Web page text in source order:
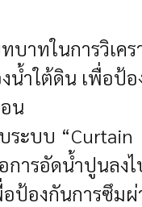
าทในการวิเคร
น้ำใต้ดิน เพื่อป้อ
น
ระบบ “Curtain
การอัดน้ำปูนลงไ
ป้องกันการซึมผ่